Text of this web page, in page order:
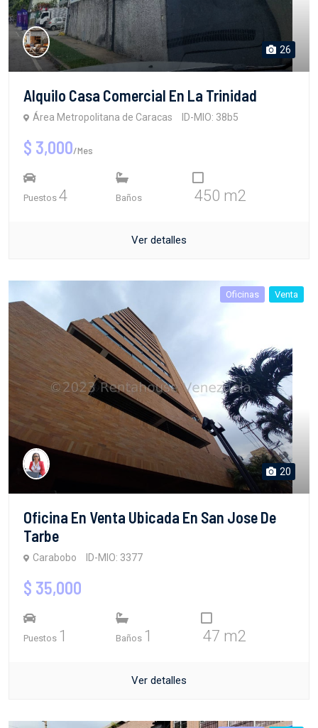
26
Alquilo Casa Comercial En La Trinidad
Área Metropolitana de Caracas ID-MIO: 38b5
$ 3,000/Mes
Puestos 4 Baños 450 m2
Ver detalles
Oficinas Venta
20
Oficina En Venta Ubicada En San Jose De
Tarbe
Carabobo ID-MIO: 3377
$ 35,000
Puestos 1 Baños 1 47 m2
Ver detalles